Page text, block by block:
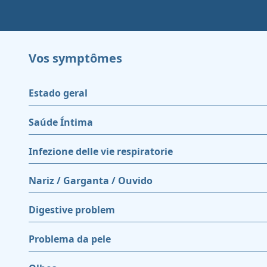
Vos symptômes
Estado geral
Saúde Íntima
Infezione delle vie respiratorie
Nariz / Garganta / Ouvido
Digestive problem
Problema da pele